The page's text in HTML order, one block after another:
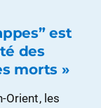
est
des
morts »
Orient, les